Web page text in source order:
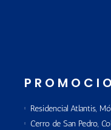
Residencial Atlantis,
Cerro de San Pedro,